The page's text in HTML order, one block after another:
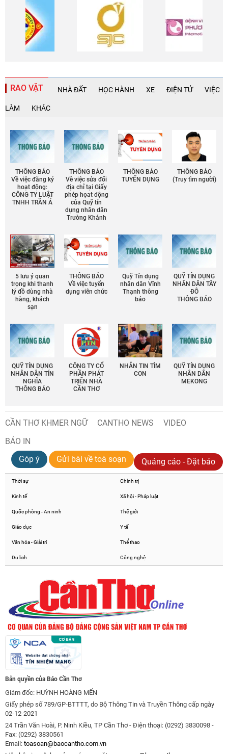
RAO VẶT NHÀ ĐẤT HỌC HÀNH XE ĐIỆN TỬ VIỆC
LÀM KHÁC
THÔNG BÁO
Về việc đăng ký
hoạt động:
CÔNG TY LUẬT
TNHH TRẦN Á
THÔNG BÁO
Về việc sửa đổi
địa chỉ tại Giấy
phép họat động
của Quỹ tín
dụng nhân dân
Trường Khánh
THÔNG BÁO
TUYỂN DỤNG
THÔNG BÁO
(Truy tìm người)
5 lưu ý quan
trọng khi thanh
lý đồ dùng nhà
hàng, khách
sạn
THÔNG BÁO
Về việc tuyển
dụng viên chức
Quỹ Tín dụng
nhân dân Vĩnh
Thạnh thông
báo
QUỸ TÍN DỤNG
NHÂN DÂN TÂY
ĐÔ
THÔNG BÁO
QUỸ TÍN DỤNG
NHÂN DÂN TÍN
NGHĨA
THÔNG BÁO
CÔNG TY CỔ
PHẦN PHÁT
TRIỂN NHÀ
CẦN THƠ
NHẮN TIN TÌM
CON
QUỸ TÍN DỤNG
NHÂN DÂN
MEKONG
CẦN THƠ KHMER NGỮ CANTHO NEWS
VIDEO
BÁO IN
Góp ý
Gửi bài về toà soạn Quảng cáo - Đặt báo
Thời sự Chính trị
Kinh tế Xã hội - Pháp luật
Quốc phòng - An ninh Thế giới
Giáo dục Y tế
Văn hóa - Giải trí Thể thao
Du lịch Công nghệ
Bản quyền của Báo Cần Thơ
Giám đốc: HUỲNH HOÀNG MẾN
Giấy phép số 789/GP-BTTTT, do Bộ Thông Tin và Truyền Thông cấp ngày
02-12-2021
24 Trần Văn Hoài, P. Ninh Kiều, TP Cần Thơ - Điện thoại: (0292) 3830098 -
Fax: (0292) 3830561
Email: toasoan@baocantho.com.vn